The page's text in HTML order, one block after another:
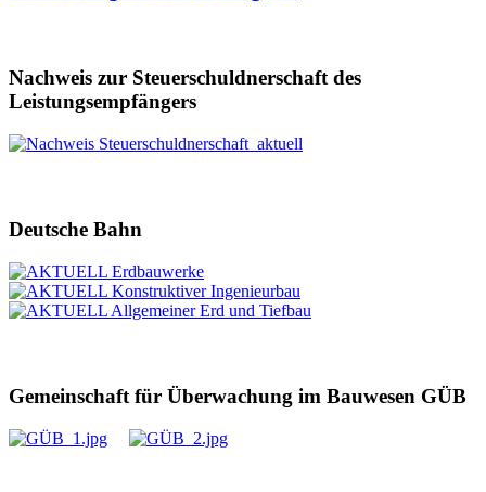
Nachweis zur Steuerschuldnerschaft des
Leistungsempfängers
Deutsche Bahn
Gemeinschaft für Überwachung im Bauwesen GÜB